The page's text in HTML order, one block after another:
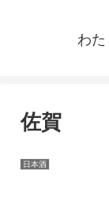
わた
佐賀
日本酒